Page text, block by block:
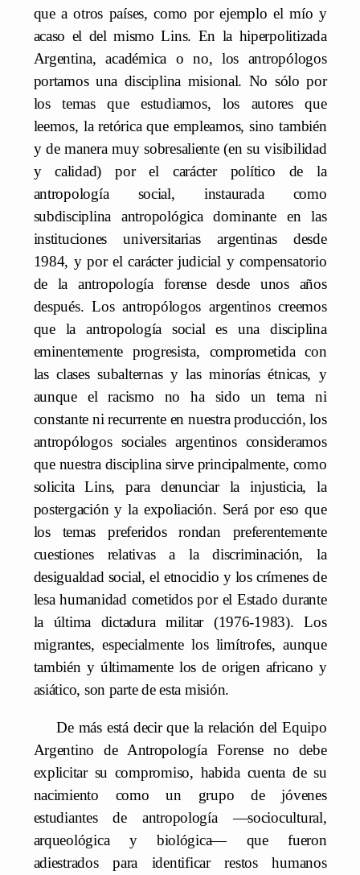
que a otros países, como por ejemplo el mío y
acaso el del mismo Lins. En la hiperpolitizada
Argentina, académica o no, los antropólogos
portamos una disciplina misional. No sólo por
los temas que estudiamos, los autores que
leemos, la retórica que empleamos, sino también
y de manera muy sobresaliente (en su visibilidad
y calidad) por el carácter político de la
antropología social, instaurada como
subdisciplina antropológica dominante en las
instituciones universitarias argentinas desde
1984, y por el carácter judicial y compensatorio
de la antropología forense desde unos años
después. Los antropólogos argentinos creemos
que la antropología social es una disciplina
eminentemente progresista, comprometida con
las clases subalternas y las minorías étnicas, y
aunque el racismo no ha sido un tema ni
constante ni recurrente en nuestra producción, los
antropólogos sociales argentinos consideramos
que nuestra disciplina sirve principalmente, como
solicita Lins, para denunciar la injusticia, la
postergación y la expoliación. Será por eso que
los temas preferidos rondan preferentemente
cuestiones relativas a la discriminación, la
desigualdad social, el etnocidio y los crímenes de
lesa humanidad cometidos por el Estado durante
la última dictadura militar (1976-1983). Los
migrantes, especialmente los limítrofes, aunque
también y últimamente los de origen africano y
asiático, son parte de esta misión.
De más está decir que la relación del Equipo
Argentino de Antropología Forense no debe
explicitar su compromiso, habida cuenta de su
nacimiento como un grupo de jóvenes
estudiantes de antropología —sociocultural,
arqueológica y biológica— que fueron
adiestrados para identificar restos humanos